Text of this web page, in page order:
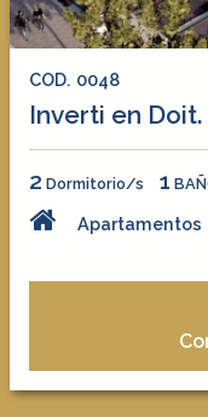
COD. 0048
Inverti en
2 Dormitorio/s 1
Apartamentos